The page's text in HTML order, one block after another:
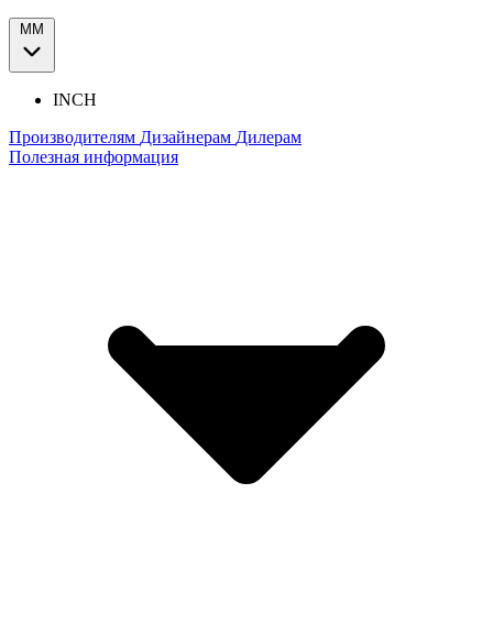
ММ
INCH
Производителям Дизайнерам Дилерам
Полезная информация